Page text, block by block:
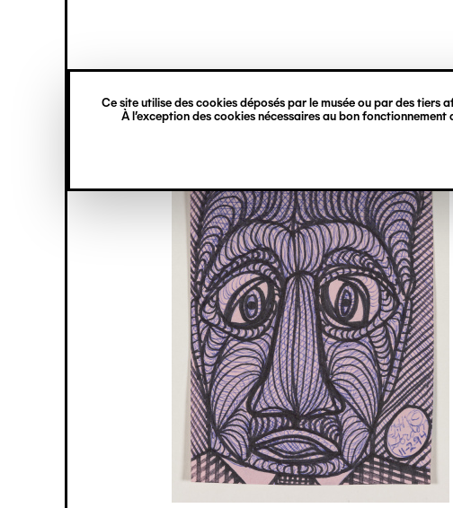
Ce site utilise des cookies déposés par le musée ou par des tiers
À l’exception des cookies nécessaires au bon
principal
verticale